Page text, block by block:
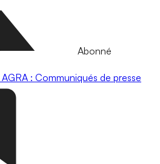
Abonné
AGRA : Communiqués de presse